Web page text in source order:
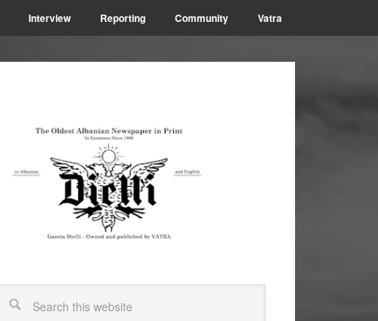
Interview Reporting Community Vatra